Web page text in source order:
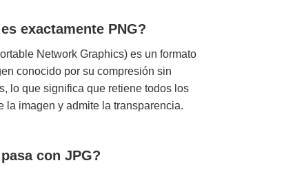
exactamente PNG?
Network Graphics) es un formato
conocido por su compresión sin
lo que significa que retiene todos los
la imagen y admite la transparencia.
con JPG?